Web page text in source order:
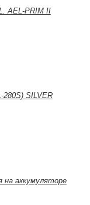
AEL-PRIM II
SILVER
на аккумуляторе